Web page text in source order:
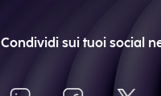
Condividi sui tuoi social